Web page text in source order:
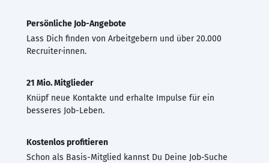
Persönliche Job-Angebote
Lass Dich finden von Arbeitgebern und über 20.000
Recruiter·innen.
21 Mio. Mitglieder
Knüpf neue Kontakte und erhalte Impulse für ein
besseres Job-Leben.
Kostenlos profitieren
Schon als Basis-Mitglied kannst Du Deine Job-Suche